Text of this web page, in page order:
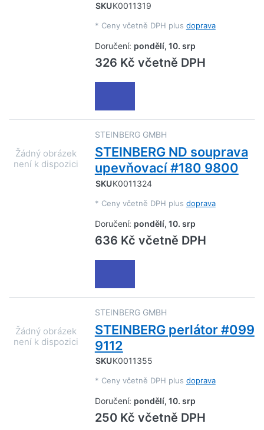
SKUK0011319
* Ceny včetně DPH plus doprava
Doručení: pondělí, 10. srp
326 Kč včetně DPH
STEINBERG GMBH
STEINBERG ND souprava
upevňovací #180 9800
SKUK0011324
* Ceny včetně DPH plus doprava
Doručení: pondělí, 10. srp
636 Kč včetně DPH
STEINBERG GMBH
STEINBERG perlátor #099
9112
SKUK0011355
* Ceny včetně DPH plus doprava
Doručení: pondělí, 10. srp
250 Kč včetně DPH